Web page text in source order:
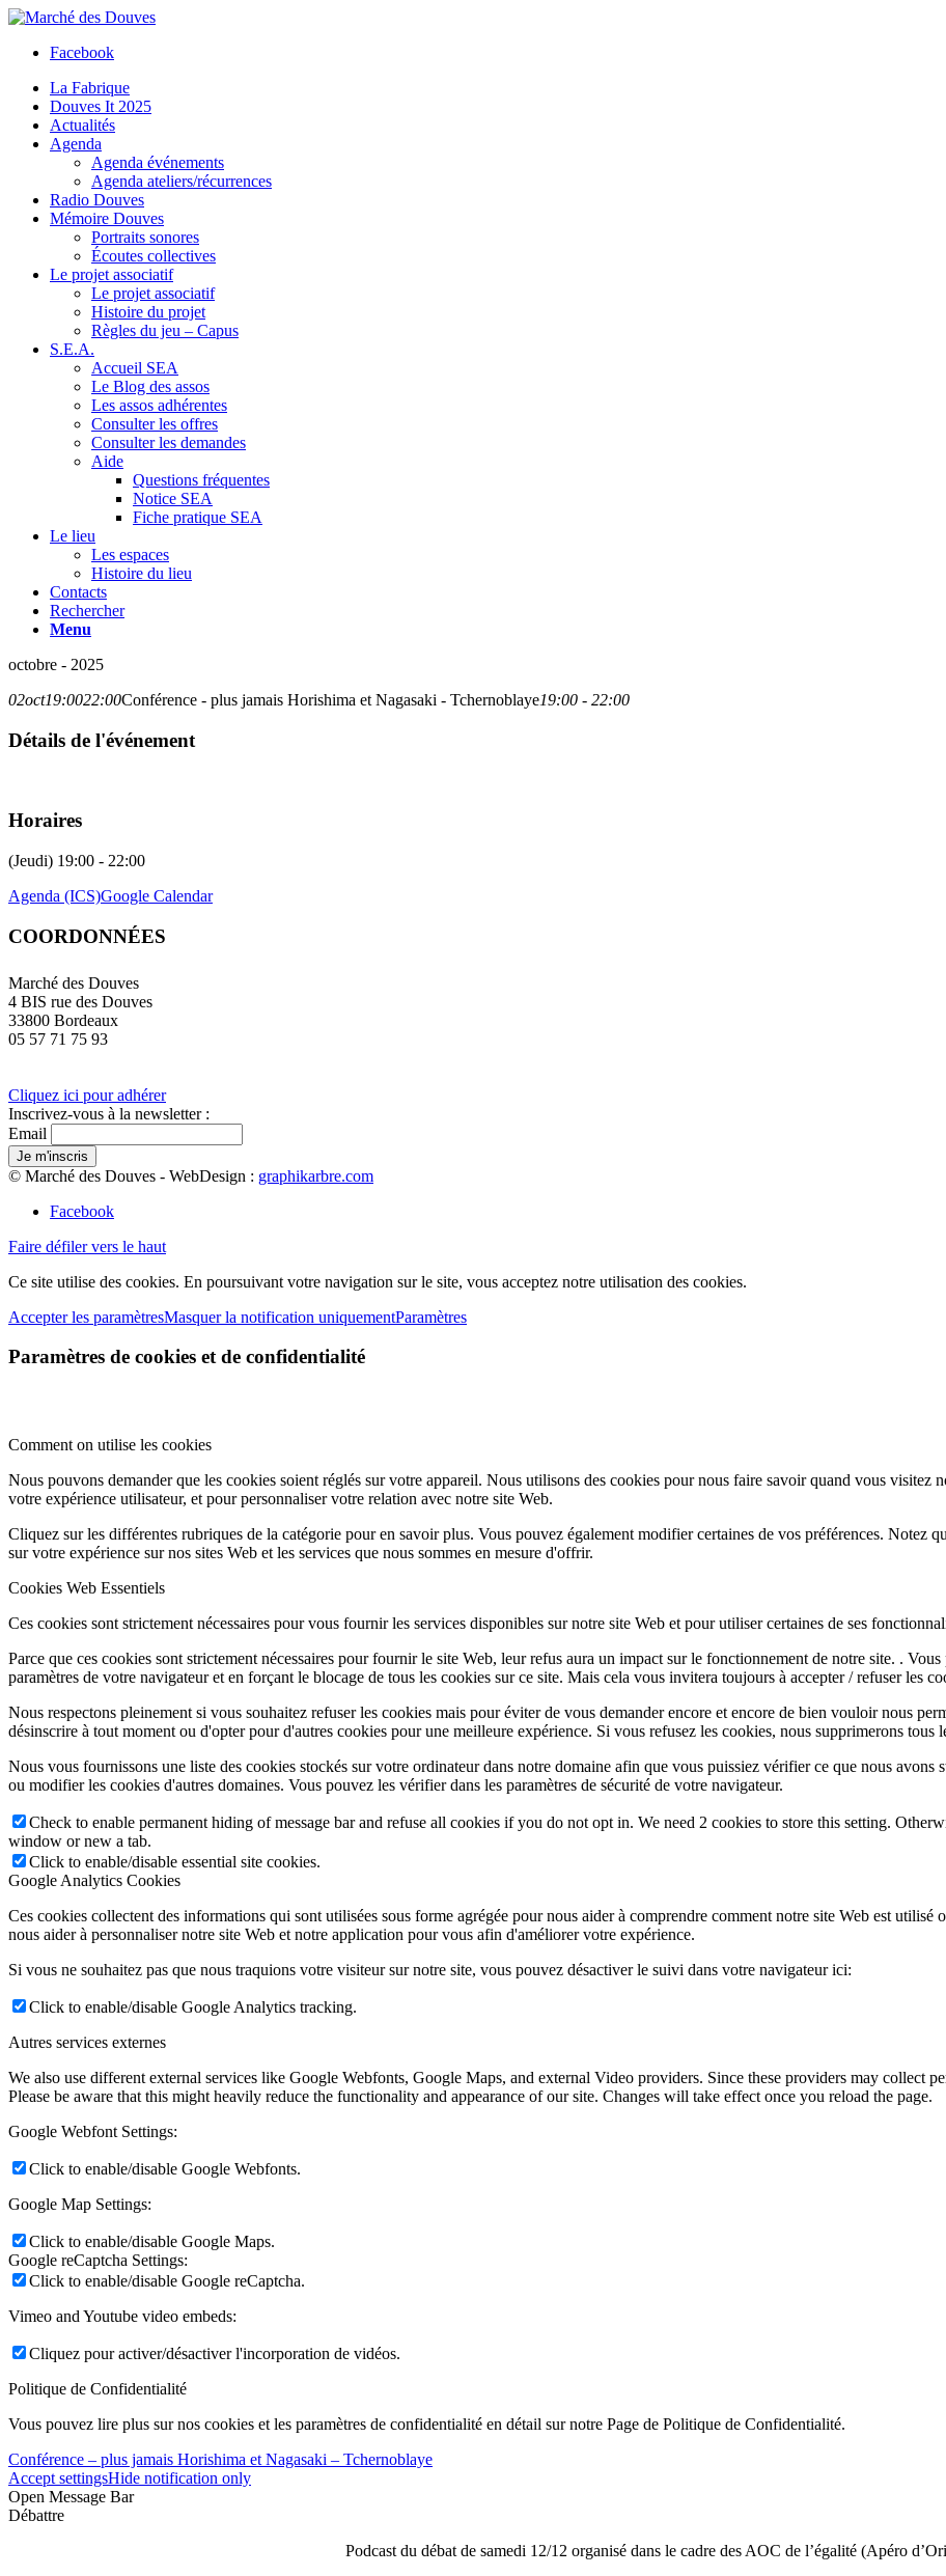
Facebook
La Fabrique
Douves It 2025
Actualités
Agenda
Agenda événements
Agenda ateliers/récurrences
Radio Douves
Mémoire Douves
Portraits sonores
Écoutes collectives
Le projet associatif
Le projet associatif
Histoire du projet
Règles du jeu – Capus
S.E.A.
Accueil SEA
Le Blog des assos
Les assos adhérentes
Consulter les offres
Consulter les demandes
Aide
Questions fréquentes
Notice SEA
Fiche pratique SEA
Le lieu
Les espaces
Histoire du lieu
Contacts
Rechercher
Menu
octobre - 2025
02oct19:0022:00Conférence - plus jamais Horishima et Nagasaki - Tchernoblaye19:00 - 22:00
Détails de l'événement
Horaires
(Jeudi) 19:00 - 22:00
Agenda (ICS)Google Calendar
COORDONNÉES
Marché des Douves
4 BIS rue des Douves
33800 Bordeaux
05 57 71 75 93
Cliquez ici pour adhérer
Inscrivez-vous à la newsletter :
Email
© Marché des Douves - WebDesign : graphikarbre.com
Facebook
Faire défiler vers le haut
Ce site utilise des cookies. En poursuivant votre navigation sur le site, vous acceptez notre utilisation des cookies.
Accepter les paramètresMasquer la notification uniquementParamètres
Paramètres de cookies et de confidentialité
Comment on utilise les cookies
Nous pouvons demander que les cookies soient réglés sur votre appareil. Nous utilisons des cookies pour nous faire savoir quand vous visitez
votre expérience utilisateur, et pour personnaliser votre relation avec notre site Web.
Cliquez sur les différentes rubriques de la catégorie pour en savoir plus. Vous pouvez également modifier certaines de vos préférences. Notez
sur votre expérience sur nos sites Web et les services que nous sommes en mesure d'offrir.
Cookies Web Essentiels
Ces cookies sont strictement nécessaires pour vous fournir les services disponibles sur notre site Web et pour utiliser certaines de ses
Parce que ces cookies sont strictement nécessaires pour fournir le site Web, leur refus aura un impact sur le fonctionnement de notre site. .
paramètres de votre navigateur et en forçant le blocage de tous les cookies sur ce site. Mais cela vous invitera toujours à accepter / refuser les
Nous respectons pleinement si vous souhaitez refuser les cookies mais pour éviter de vous demander encore et encore de bien vouloir nous
désinscrire à tout moment ou d'opter pour d'autres cookies pour une meilleure expérience. Si vous refusez les cookies, nous supprimerons tous
Nous vous fournissons une liste des cookies stockés sur votre ordinateur dans notre domaine afin que vous puissiez vérifier ce que nous avons
ou modifier les cookies d'autres domaines. Vous pouvez les vérifier dans les paramètres de sécurité de votre navigateur.
Check to enable permanent hiding of message bar and refuse all cookies if you do not opt in. We need 2 cookies to store this setting.
window or new a tab.
Click to enable/disable essential site cookies.
Google Analytics Cookies
Ces cookies collectent des informations qui sont utilisées sous forme agrégée pour nous aider à comprendre comment notre site Web est
nous aider à personnaliser notre site Web et notre application pour vous afin d'améliorer votre expérience.
Si vous ne souhaitez pas que nous traquions votre visiteur sur notre site, vous pouvez désactiver le suivi dans votre navigateur ici:
Click to enable/disable Google Analytics tracking.
Autres services externes
We also use different external services like Google Webfonts, Google Maps, and external Video providers. Since these providers may collect
Please be aware that this might heavily reduce the functionality and appearance of our site. Changes will take effect once you reload the page.
Google Webfont Settings:
Click to enable/disable Google Webfonts.
Google Map Settings:
Click to enable/disable Google Maps.
Google reCaptcha Settings:
Click to enable/disable Google reCaptcha.
Vimeo and Youtube video embeds:
Cliquez pour activer/désactiver l'incorporation de vidéos.
Politique de Confidentialité
Vous pouvez lire plus sur nos cookies et les paramètres de confidentialité en détail sur notre Page de Politique de Confidentialité.
Conférence – plus jamais Horishima et Nagasaki – Tchernoblaye
Accept settingsHide notification only
Open Message Bar
Débattre
Podcast du débat de samedi 12/12 organisé dans le cadre des AOC de l’égalité (Apéro